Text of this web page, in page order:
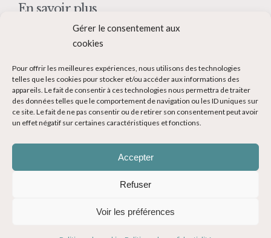
Gérer le consentement aux
cookies
Pour offrir les meilleures expériences, nous utilisons des technologies
telles que les cookies pour stocker et/ou accéder aux informations des
appareils. Le fait de consentir à ces technologies nous permettra de traiter
des données telles que le comportement de navigation ou les ID uniques sur
ce site. Le fait de ne pas consentir ou de retirer son consentement peut avoir
un effet négatif sur certaines caractéristiques et fonctions.
Accepter
Refuser
Voir les préférences
En savoir plus
Contact
Devenir Blogueur voyage
Ma Bucket List
© Copyright 2014-2024 - Evasions Gourmandes Blog Voyage - Tous